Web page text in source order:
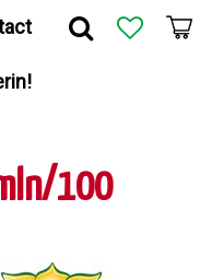
100